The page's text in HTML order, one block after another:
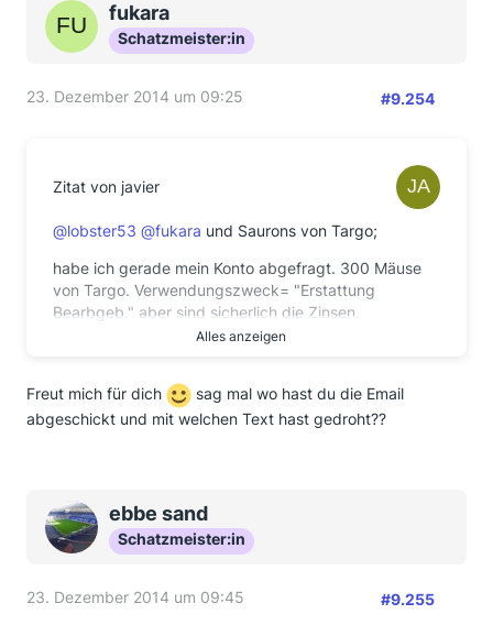
fukara
Schatzmeister:in
23. Dezember 2014 um 09:25 #9.254
Zitat von javier
@lobster53 @fukara und Saurons von Targo;
habe ich gerade mein Konto abgefragt. 300 Mäuse
von Targo. Verwendungszweck= "Erstattung
Bearbgeb." aber sind sicherlich die Zinsen.
Mannomann... 1300 gerechnet (und angefordert),
Ich warte auf den Brief und überlege was kann ich
machen oder wo war mein Fehler, aber sicherlich war
Flasche etwas vor meine Urlaub.
Danke an alle eure hilfe
Alles anzeigen
Freut mich für dich
sag mal wo hast du die Email
abgeschickt und mit welchen Text hast gedroht??
ebbe sand
Schatzmeister:in
23. Dezember 2014 um 09:45 #9.255